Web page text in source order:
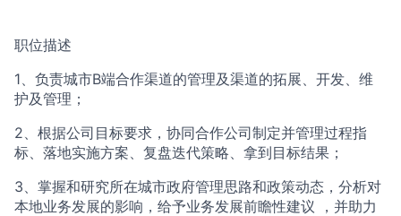
职位描述
1、负责城市B端合作渠道的管理及渠道的拓展、开发、维
护及管理；
2、根据公司目标要求，协同合作公司制定并管理过程指
标、落地实施方案、复盘迭代策略、拿到目标结果；
3、掌握和研究所在城市政府管理思路和政策动态，分析对
本地业务发展的影响，给予业务发展前瞻性建议 ，并助力